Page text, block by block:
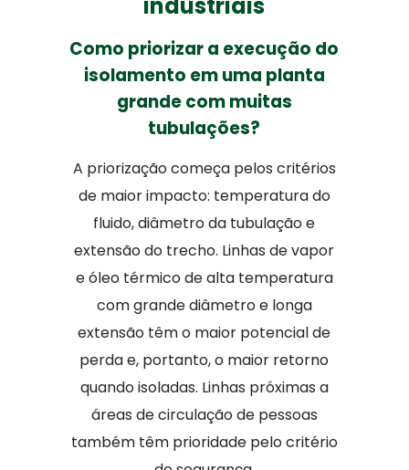
Como priorizar a execução do
isolamento em uma planta
grande com muitas
tubulações?
A priorização começa pelos critérios
de maior impacto: temperatura do
fluido, diâmetro da tubulação e
extensão do trecho. Linhas de vapor
e óleo térmico de alta temperatura
com grande diâmetro e longa
extensão têm o maior potencial de
perda e, portanto, o maior retorno
quando isoladas. Linhas próximas a
áreas de circulação de pessoas
também têm prioridade pelo critério